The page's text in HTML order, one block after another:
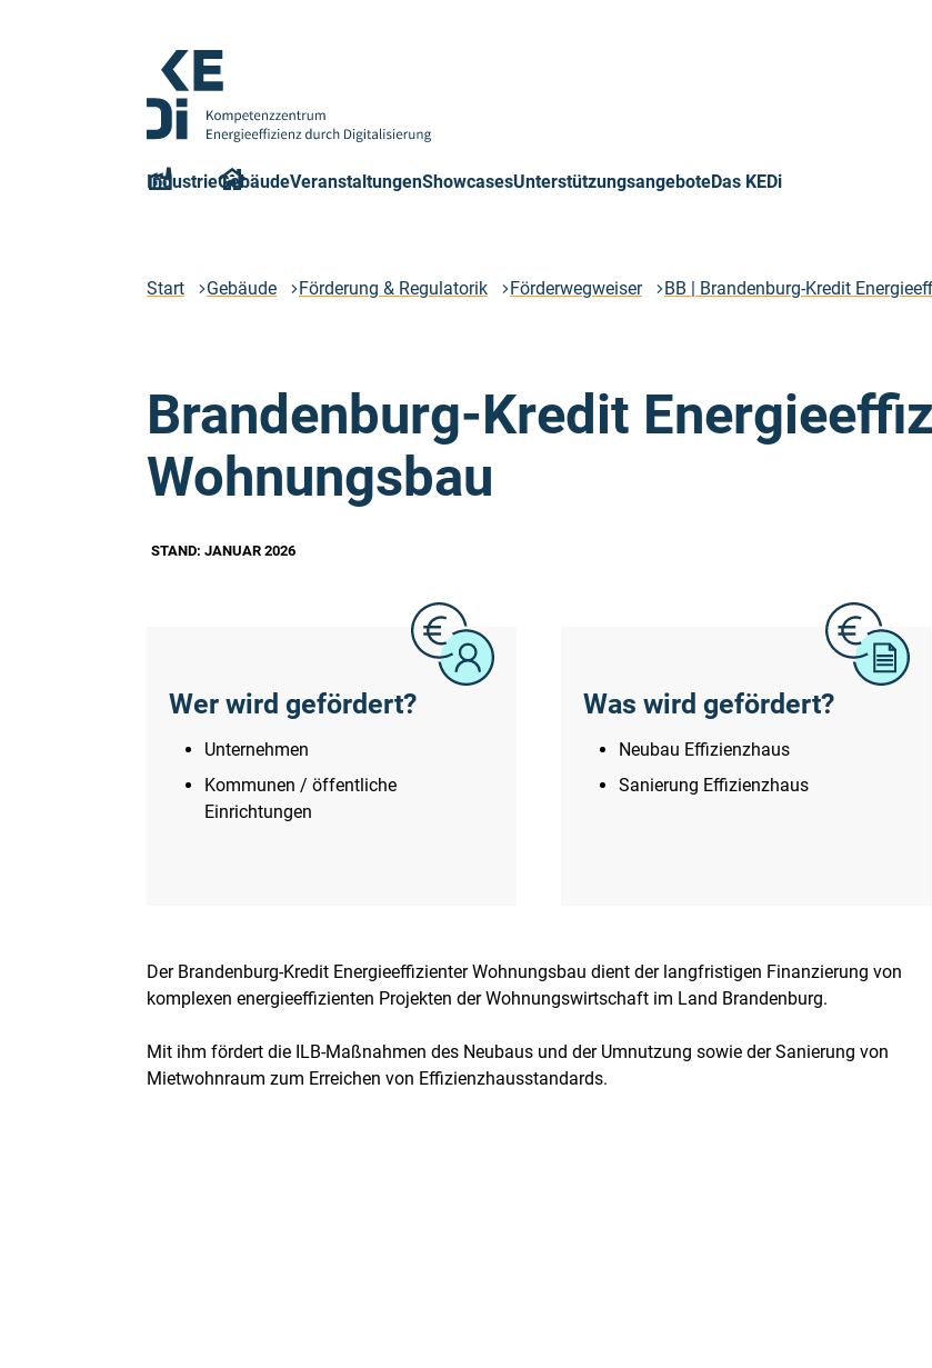
Kompetenzzentrum
-
IndustrieGebäudeVeranstaltungenShowcasesUnterstützungsangeboteDas KEDi
Start Gebäude Förderung & Regulatorik Förderwegweiser BB | Brandenburg-Kredit
Brandenburg-Kredit
Wohnungsbau
STAND: JANUAR 2026
Wer wird gefördert?
Unternehmen
Kommunen / öffentliche
Einrichtungen
Was wird gefördert?
Neubau Effizienzhaus
Sanierung Effizienzhaus
Der Brandenburg-Kredit Energieeffizienter Wohnungsbau dient der langfristigen Finanzierung von
komplexen energieeffizienten Projekten der Wohnungswirtschaft im Land Brandenburg.
Mit ihm fördert die ILB-Maßnahmen des Neubaus und der Umnutzung sowie der Sanierung von
Mietwohnraum zum Erreichen von Effizienzhausstandards.